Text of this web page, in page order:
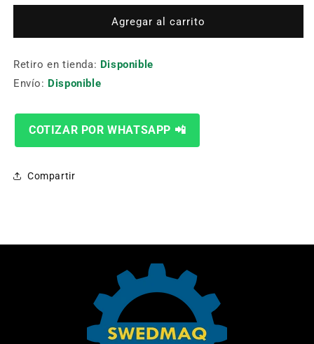
para
Ap-
para
Pasador
Ap-
Agregar al carrito
Retiro en tienda: Disponible
Envío: Disponible
COTIZAR POR WHATSAPP 📲
Compartir